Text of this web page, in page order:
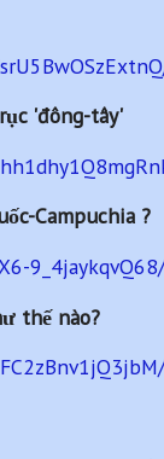
'đông-tây'
Campuchia ?
thế nào?